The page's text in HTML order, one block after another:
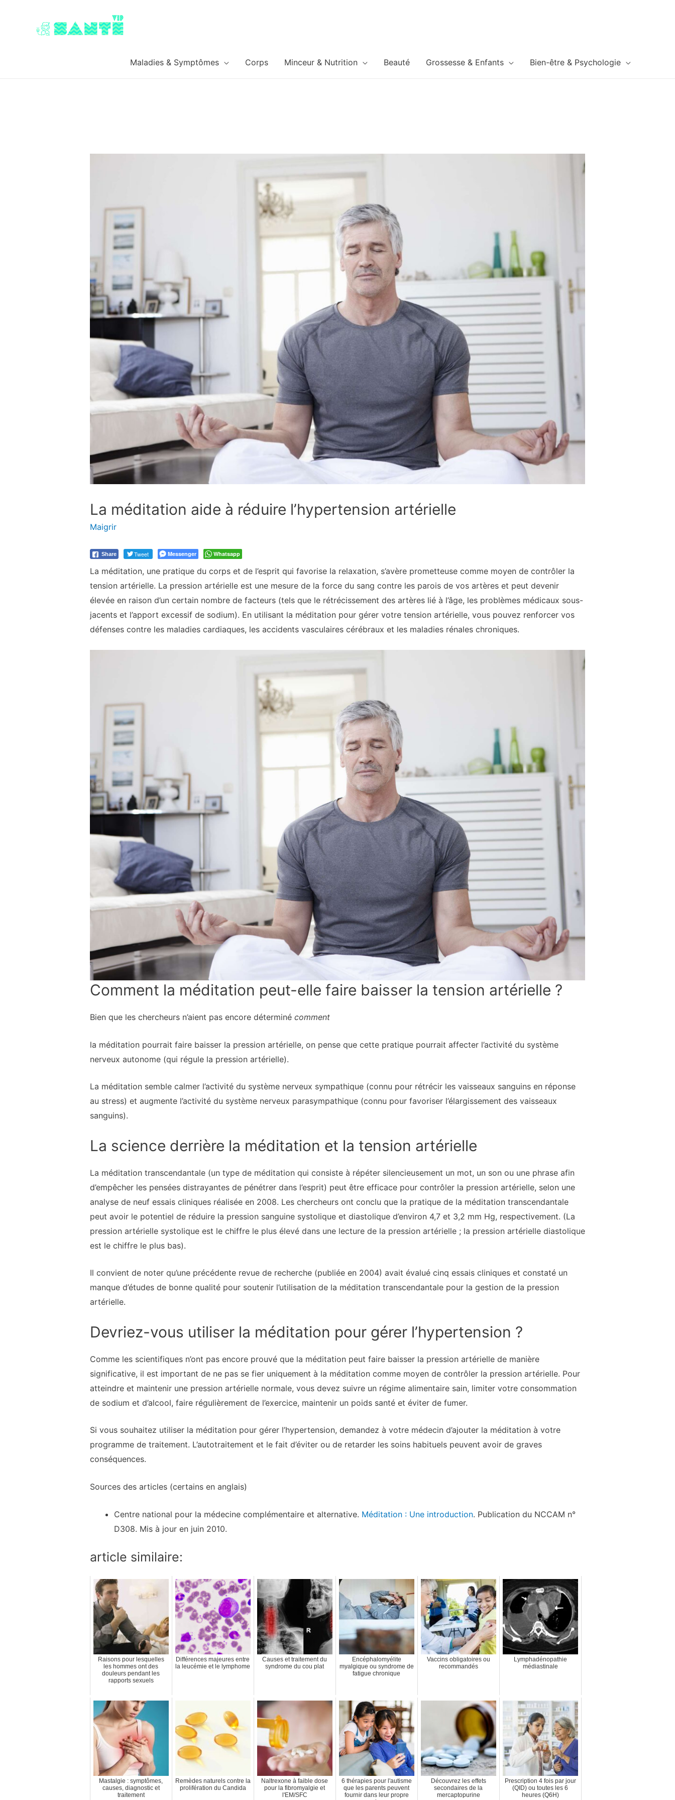
Maladies & Symptômes Corps Minceur & Nutrition Beauté Grossesse & Enfants Bien-être & Psychologie
La méditation aide à réduire l’hypertension artérielle
Maigrir
Share Tweet Messenger Whatsapp
La méditation, une pratique du corps et de l’esprit qui favorise la relaxation, s’avère prometteuse comme moyen de contrôler la
tension artérielle. La pression artérielle est une mesure de la force du sang contre les parois de vos artères et peut devenir
élevée en raison d’un certain nombre de facteurs (tels que le rétrécissement des artères lié à l’âge, les problèmes médicaux sous-
jacents et l’apport excessif de sodium). En utilisant la méditation pour gérer votre tension artérielle, vous pouvez renforcer vos
défenses contre les maladies cardiaques, les accidents vasculaires cérébraux et les maladies rénales chroniques.
Comment la méditation peut-elle faire baisser la tension artérielle ?
Bien que les chercheurs n’aient pas encore déterminé comment
la méditation pourrait faire baisser la pression artérielle, on pense que cette pratique pourrait affecter l’activité du système
nerveux autonome (qui régule la pression artérielle).
La méditation semble calmer l’activité du système nerveux sympathique (connu pour rétrécir les vaisseaux sanguins en réponse
au stress) et augmente l’activité du système nerveux parasympathique (connu pour favoriser l’élargissement des vaisseaux
sanguins).
La science derrière la méditation et la tension artérielle
La méditation transcendantale (un type de méditation qui consiste à répéter silencieusement un mot, un son ou une phrase afin
d’empêcher les pensées distrayantes de pénétrer dans l’esprit) peut être efficace pour contrôler la pression artérielle, selon une
analyse de neuf essais cliniques réalisée en 2008. Les chercheurs ont conclu que la pratique de la méditation transcendantale
peut avoir le potentiel de réduire la pression sanguine systolique et diastolique d’environ 4,7 et 3,2 mm Hg, respectivement. (La
pression artérielle systolique est le chiffre le plus élevé dans une lecture de la pression artérielle ; la pression artérielle diastolique
est le chiffre le plus bas).
Il convient de noter qu’une précédente revue de recherche (publiée en 2004) avait évalué cinq essais cliniques et constaté un
manque d’études de bonne qualité pour soutenir l’utilisation de la méditation transcendantale pour la gestion de la pression
artérielle.
Devriez-vous utiliser la méditation pour gérer l’hypertension ?
Comme les scientifiques n’ont pas encore prouvé que la méditation peut faire baisser la pression artérielle de manière
significative, il est important de ne pas se fier uniquement à la méditation comme moyen de contrôler la pression artérielle. Pour
atteindre et maintenir une pression artérielle normale, vous devez suivre un régime alimentaire sain, limiter votre consommation
de sodium et d’alcool, faire régulièrement de l’exercice, maintenir un poids santé et éviter de fumer.
Si vous souhaitez utiliser la méditation pour gérer l’hypertension, demandez à votre médecin d’ajouter la méditation à votre
programme de traitement. L’autotraitement et le fait d’éviter ou de retarder les soins habituels peuvent avoir de graves
conséquences.
Sources des articles (certains en anglais)
Centre national pour la médecine complémentaire et alternative. Méditation : Une introduction. Publication du NCCAM n°
D308. Mis à jour en juin 2010.
article similaire:
Raisons pour lesquelles
les hommes ont des
douleurs pendant les
rapports sexuels
Différences majeures entre
la leucémie et le lymphome
Causes et traitement du
syndrome du cou plat
Encéphalomyélite
myalgique ou syndrome de
fatigue chronique
Vaccins obligatoires ou
recommandés
Lymphadénopathie
médiastinale
Mastalgie : symptômes,
causes, diagnostic et
traitement
Remèdes naturels contre la
prolifération du Candida
Naltrexone à faible dose
pour la fibromyalgie et
l'EM/SFC
6 thérapies pour l'autisme
que les parents peuvent
fournir dans leur propre
Découvrez les effets
secondaires de la
mercaptopurine
Prescription 4 fois par jour
(QID) ou toutes les 6
heures (Q6H)